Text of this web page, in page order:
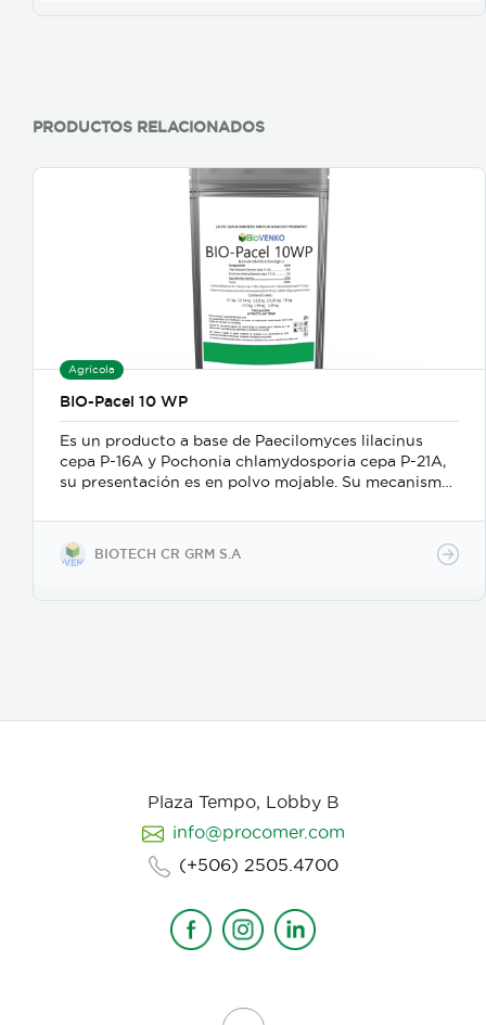
PRODUCTOS RELACIONADOS
Agrícola
BIO-Pacel 10 WP
Es un producto a base de Paecilomyces lilacinus
cepa P-16A y Pochonia chlamydosporia cepa P-21A,
su presentación es en polvo mojable. Su mecanismo
contacto, se adhiere a las masas de huevos, forma
apresorios con hifas que ingresan a través de los
poros de la vitelina, posteriormente prolifera en los
BIOTECH CR GRM S.A
Plaza Tempo, Lobby B
info@procomer.com
(+506) 2505.4700